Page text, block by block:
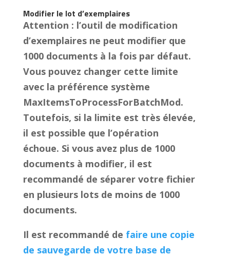
Modifier le lot d’exemplaires
Attention : l’outil de modification
d’exemplaires ne peut modifier que
1000 documents à la fois par défaut.
Vous pouvez changer cette limite
avec la préférence système
MaxItemsToProcessForBatchMod.
Toutefois, si la limite est très élevée,
il est possible que l’opération
échoue. Si vous avez plus de 1000
documents à modifier, il est
recommandé de séparer votre fichier
en plusieurs lots de moins de 1000
documents.
Il est recommandé de faire une copie
de sauvegarde de votre base de